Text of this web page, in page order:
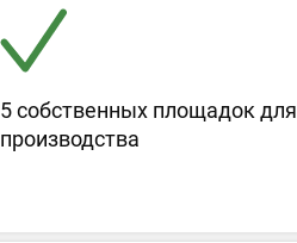
5 собственных площадок для
производства